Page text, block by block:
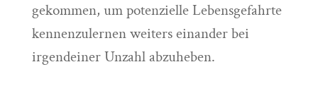
gekommen, um potenzielle Lebensgefahrte
kennenzulernen weiters einander bei
irgendeiner Unzahl abzuheben.